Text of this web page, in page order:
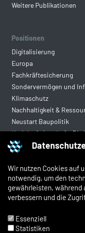
Wir nutzen Cookies auf
notwendig, um den
gewährleisten, während
verbessern und die
Essenziell
Statistiken
Weitere Publikationen
Positionen
Digitalisierung
Europa
Fachkräftesicherung
Sondervermögen und
Klimaschutz
Nachhaltigkeit &
Neustart Baupolitik
Kreislaufwirtschaft: Die
Mittelstandsgerechte
Rechtliches
Kontakt
Impressum
Datenschutz